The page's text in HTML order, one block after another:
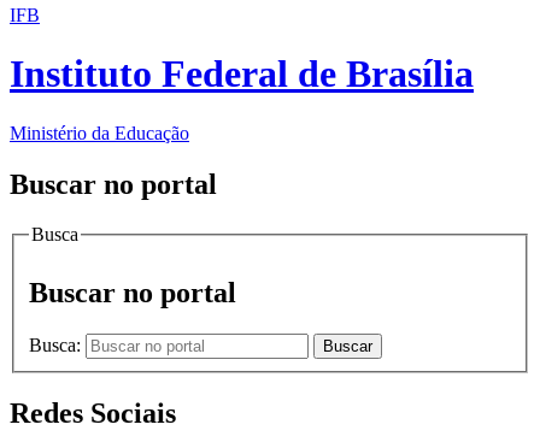
IFB
Instituto Federal de Brasília
Ministério da Educação
Buscar no portal
Busca
Buscar no portal
Busca: Buscar
Redes Sociais